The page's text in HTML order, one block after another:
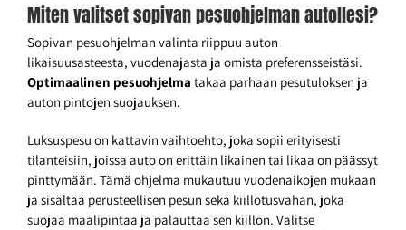
Miten valitset sopivan pesuohjelman autollesi?
Sopivan pesuohjelman valinta riippuu auton
likaisuusasteesta, vuodenajasta ja omista preferensseistäsi.
Optimaalinen pesuohjelma takaa parhaan pesutuloksen ja
auton pintojen suojauksen.
Luksuspesu on kattavin vaihtoehto, joka sopii erityisesti
tilanteisiin, joissa auto on erittäin likainen tai likaa on päässyt
pinttymään. Tämä ohjelma mukautuu vuodenaikojen mukaan
ja sisältää perusteellisen pesun sekä kiillotusvahan, joka
suojaa maalipintaa ja palauttaa sen kiillon. Valitse